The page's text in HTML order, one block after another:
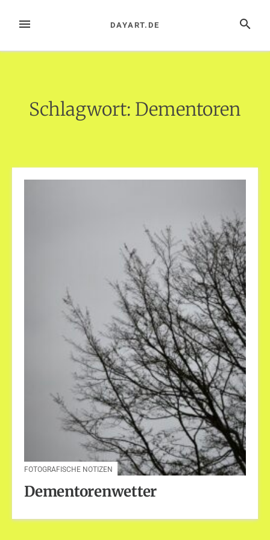
InhaltMENÜ SUCHE
DAYART.DE
Schlagwort: Dementoren
FOTOGRAFISCHE NOTIZEN
Dementorenwetter